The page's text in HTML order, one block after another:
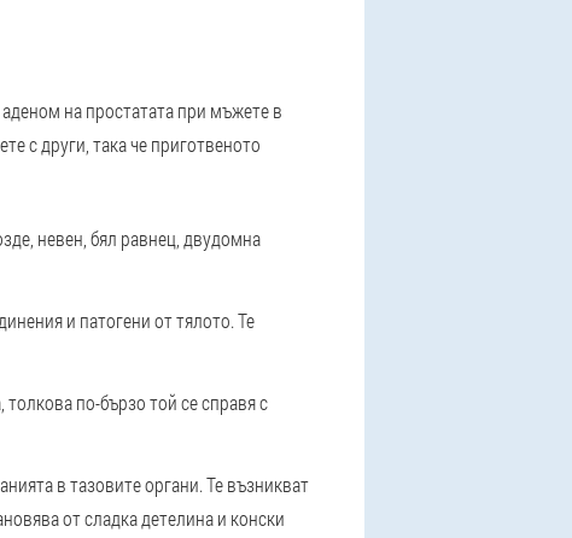
на простатата при мъжете в
с други, така че приготвеното
невен, бял равнец, двудомна
и патогени от тялото. Те
по-бързо той се справя с
в тазовите органи. Те възникват
от сладка детелина и конски